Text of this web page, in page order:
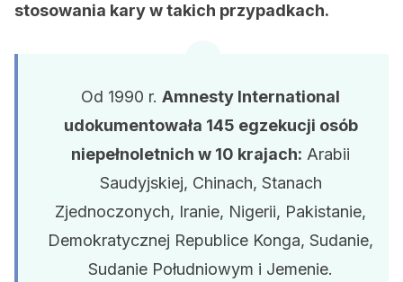
stosowania kary w takich przypadkach.
Od 1990 r. Amnesty International
udokumentowała 145 egzekucji osób
niepełnoletnich w 10 krajach: Arabii
Saudyjskiej, Chinach, Stanach
Zjednoczonych, Iranie, Nigerii, Pakistanie,
Demokratycznej Republice Konga, Sudanie,
Sudanie Południowym i Jemenie.